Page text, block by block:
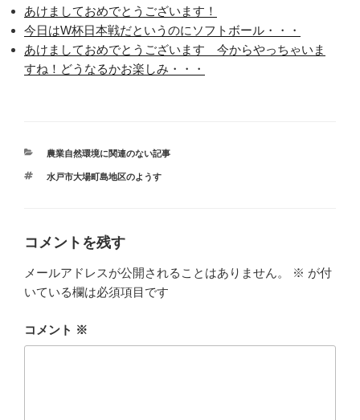
あけましておめでとうございます！
今日はW杯日本戦だというのにソフトボール・・・
あけましておめでとうございます 今からやっちゃいま
すね！どうなるかお楽しみ・・・
カ
ゴ
農業自然環境に関連のない記事
タ
水戸市大場町島地区のようす
コメントを残す
メールアドレスが公開されることはありません。 ※ が付
いている欄は必須項目です
コメント ※